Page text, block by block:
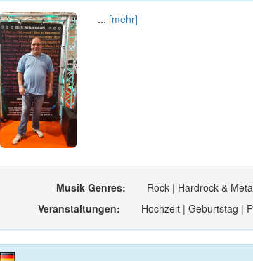
... [mehr]
Musik Genres: Rock | Hardrock &
Veranstaltungen:
Hochzeit | Geburtstag |